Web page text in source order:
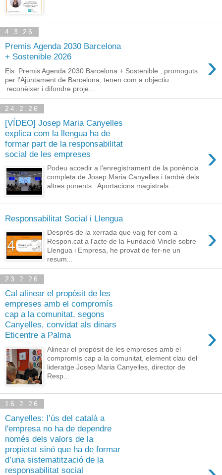
4.3.26
Premis Agenda 2030 Barcelona
+ Sostenible 2026
›
Els Premis Agenda 2030 Barcelona + Sostenible , promoguts
per l’Ajuntament de Barcelona, tenen com a objectiu
reconèixer i difondre proje...
24.2.26
[VÍDEO] Josep Maria Canyelles
explica com la llengua ha de
formar part de la responsabilitat
social de les empreses
›
Podeu accedir a l'enregistrament de la ponència
completa de Josep Maria Canyelles i també dels
altres ponents . Aportacions magistrals ...
Responsabilitat Social i Llengua
›
Després de la xerrada que vaig fer com a
Respon.cat a l'acte de la Fundació Vincle sobre
Llengua i Empresa, he provat de fer-ne un
resum...
23.2.26
Cal alinear el propòsit de les
empreses amb el compromís
cap a la comunitat, segons
Canyelles, convidat als dinars
Eticentre a Palma
›
Alinear el propòsit de les empreses amb el
compromís cap a la comunitat, element clau del
lideratge Josep Maria Canyelles, director de
Resp...
16.2.26
Canyelles: l’ús del català a
l'empresa no ha de dependre
només dels valors de la
propietat sinó que ha de formar
d’una sistematització de la
responsabilitat social